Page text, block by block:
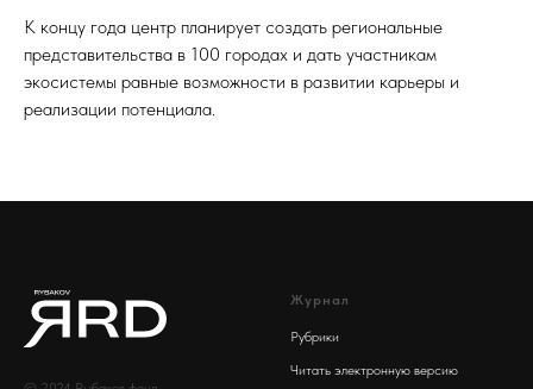
К концу года центр планирует создать региональные
представительства в 100 городах и дать участникам
экосистемы равные возможности в развитии карьеры и
реализации потенциала.
Журнал
Рубрики
Читать электронную версию